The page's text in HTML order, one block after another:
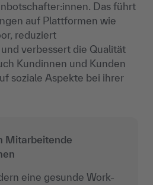
Das führt
auf Plattformen wie
reduziert
verbessert die Qualität
Kundinnen und Kunden
soziale Aspekte bei ihrer
Mitarbeitende
eine gesunde Work-